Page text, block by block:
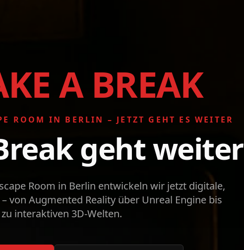
A BREAK
ROOM IN BERLIN – JETZT GEHT ES WEITER
geht weiter
Room in Berlin entwickeln wir jetzt digitale,
von Augmented Reality über Unreal Engine bis
zu interaktiven 3D-Welten.